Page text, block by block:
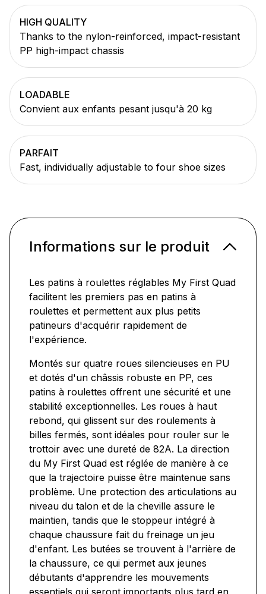
HIGH QUALITY
Thanks to the nylon-reinforced, impact-resistant
PP high-impact chassis
LOADABLE
Convient aux enfants pesant jusqu'à 20 kg
PARFAIT
Fast, individually adjustable to four shoe sizes
Informations sur le produit
Les patins à roulettes réglables My First Quad
facilitent les premiers pas en patins à
roulettes et permettent aux plus petits
patineurs d'acquérir rapidement de
l'expérience.
Montés sur quatre roues silencieuses en PU
et dotés d'un châssis robuste en PP, ces
patins à roulettes offrent une sécurité et une
stabilité exceptionnelles. Les roues à haut
rebond, qui glissent sur des roulements à
billes fermés, sont idéales pour rouler sur le
trottoir avec une dureté de 82A. La direction
du My First Quad est réglée de manière à ce
que la trajectoire puisse être maintenue sans
problème. Une protection des articulations au
niveau du talon et de la cheville assure le
maintien, tandis que le stoppeur intégré à
chaque chaussure fait du freinage un jeu
d'enfant. Les butées se trouvent à l'arrière de
la chaussure, ce qui permet aux jeunes
débutants d'apprendre les mouvements